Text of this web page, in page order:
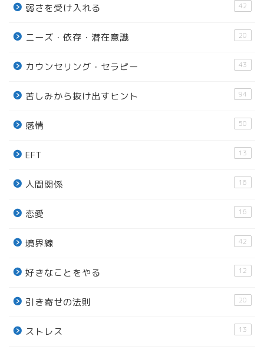
弱さを受け入れる 42
ニーズ・依存・潜在意識 20
カウンセリング・セラピー 43
苦しみから抜け出すヒント 94
感情 50
EFT 13
人間関係 16
恋愛 16
境界線 42
好きなことをやる 12
引き寄せの法則 20
ストレス 13